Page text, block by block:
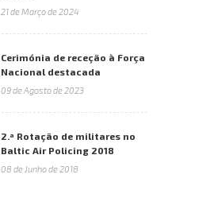
21 de Março de 2024
Cerimónia de receção à Força
Nacional destacada
09 de Agosto de 2023
2.ª Rotação de militares no
Baltic Air Policing 2018
08 de Junho de 2018